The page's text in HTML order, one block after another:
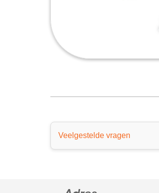
Veelgestelde vragen